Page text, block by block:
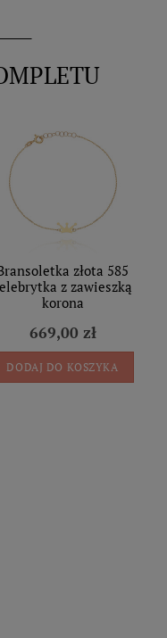
złota 585
z zawieszką
korona
669,00 zł
DODAJ DO KOSZYKA